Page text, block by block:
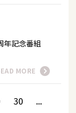
年記念番組
MORE
30
...